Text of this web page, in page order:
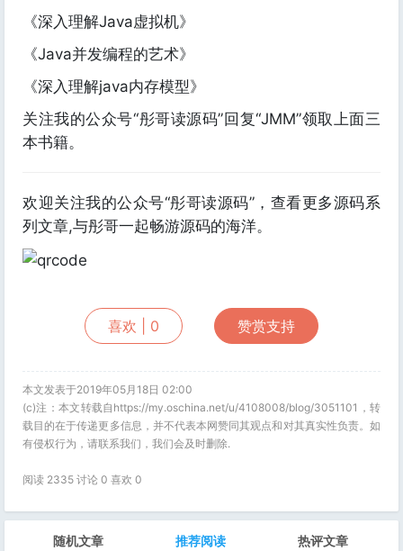
《深入理解Java虚拟机》
《Java并发编程的艺术》
《深入理解java内存模型》
关注我的公众号“彤哥读源码”回复“JMM”领取上面三
本书籍。
欢迎关注我的公众号“彤哥读源码”，查看更多源码系
列文章,与彤哥一起畅游源码的海洋。
喜欢 | 0 赞赏支持
本文发表于2019年05月18日 02:00
(c)注：本文转载自https://my.oschina.net/u/4108008/blog/3051101，转
载目的在于传递更多信息，并不代表本网赞同其观点和对其真实性负责。如
有侵权行为，请联系我们，我们会及时删除.
阅读 2335 讨论 0 喜欢 0
随机文章 推荐阅读 热评文章